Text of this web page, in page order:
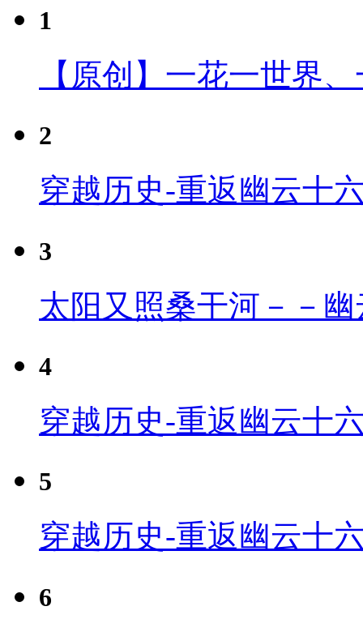
1
【原创】一花一世界
2
穿越历史-重返幽云十
3
太阳又照桑干河－－
4
穿越历史-重返幽云十
5
穿越历史-重返幽云十
6